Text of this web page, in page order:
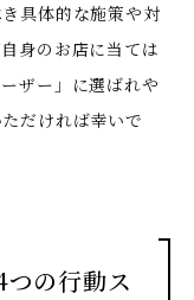
具体的な施策や対
身のお店に当ては
ザー」に選ばれや
だければ幸いで
の行動ス